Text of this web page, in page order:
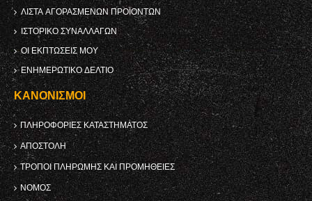
ΛΊΣΤΑ ΑΓΟΡΑΣΜΈΝΩΝ ΠΡΟΪΌΝΤΩΝ
ΙΣΤΟΡΙΚΌ ΣΥΝΑΛΛΑΓΏΝ
ΟΙ ΕΚΠΤΏΣΕΙΣ ΜΟΥ
ΕΝΗΜΕΡΩΤΙΚΌ ΔΕΛΤΊΟ
ΚΑΝΟΝΙΣΜΟΊ
ΠΛΗΡΟΦΟΡΊΕΣ ΚΑΤΑΣΤΉΜΑΤΟΣ
ΑΠΟΣΤΟΛΉ
ΤΡΌΠΟΙ ΠΛΗΡΩΜΉΣ ΚΑΙ ΠΡΟΜΉΘΕΙΕΣ
ΝΌΜΟΣ